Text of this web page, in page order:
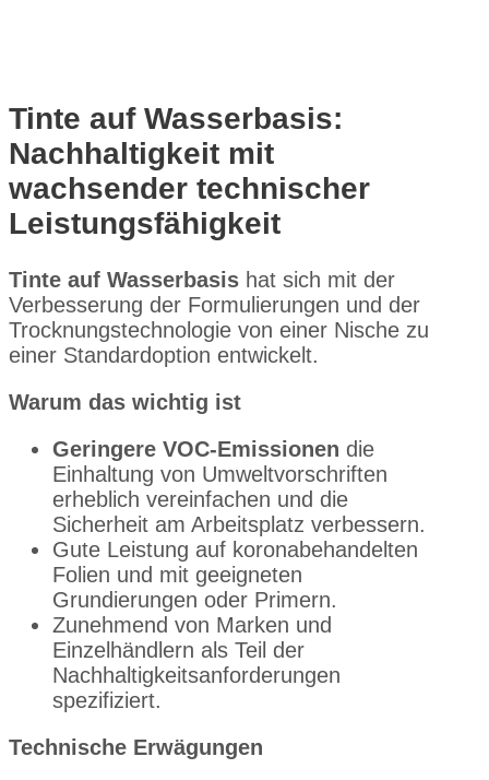
Tinte auf Wasserbasis:
Nachhaltigkeit mit
wachsender technischer
Leistungsfähigkeit
Tinte auf Wasserbasis hat sich mit der
Verbesserung der Formulierungen und der
Trocknungstechnologie von einer Nische zu
einer Standardoption entwickelt.
Warum das wichtig ist
Geringere VOC-Emissionen die
Einhaltung von Umweltvorschriften
erheblich vereinfachen und die
Sicherheit am Arbeitsplatz verbessern.
Gute Leistung auf koronabehandelten
Folien und mit geeigneten
Grundierungen oder Primern.
Zunehmend von Marken und
Einzelhändlern als Teil der
Nachhaltigkeitsanforderungen
spezifiziert.
Technische Erwägungen